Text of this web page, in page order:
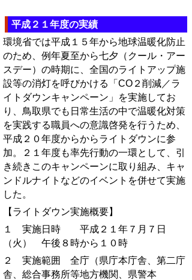
平成２１年度の実績
環境省では平成１５年から地球温暖化防止
のため、例年夏至から七夕（クール・アー
スデー）の時期に、全国のライトアップ施
設等の消灯を呼びかける「CO２削減／ラ
イトダウンキャンペーン」を実施してお
り、鳥取県でも日常生活の中で温暖化対策
を実践する職員への意識啓発を行うため、
平成２０年度からからライトダウンに参
加。２１年度も率先行動の一環として、引
き続きこのキャンペーンに取り組み、キャ
ンドルナイトなどのイベントを併せて実施
した。
【ライトダウン実施概要】
１ 実施日時 平成２１年７月７日
（火） 午後８時から１０時
２ 実施範囲 全庁（県庁本庁舎、第二庁
舎、総合事務所等地方機関、県警本